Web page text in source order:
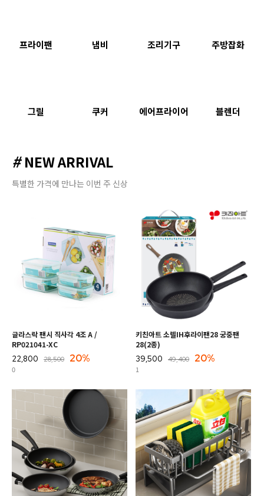
프라이팬 냄비 조리기구 주방잡화
그릴 쿠커 에어프라이어 블렌더
#NEW ARRIVAL
특별한 가격에 만나는 이번 주 신상
글라스락 팬시 직사각 4조 A /
RP021041-XC
22,800
28,500 20%
0
키친아트 소렐IH후라이팬28 궁중팬
28(2종)
39,500
49,400 20%
1